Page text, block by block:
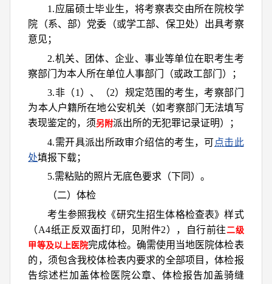
1.应届硕士毕业生，将考察表交由所在院校学
院（系、部）党委（或学工部、保卫处）出具考察
意见；
2.机关、团体、企业、事业等单位在职考生考
察部门为本人所在单位人事部门（或政工部门）；
3.非（1）、（2）规定范围的考生，考察部门
为本人户籍所在地公安机关（如考察部门无法填写
表现鉴定的，须另附派出所的无犯罪记录证明）；
4.需开具派出所政审介绍信的考生，可点击此
处填报下载；
5.需粘贴的照片无底色要求（下同）。
（二）体检
考生参照我校《研究生招生体格检查表》样式
（A4纸正反双面打印，见附件2），自行前往二级
甲等及以上医院完成体检。确需使用当地医院体检表
的，须包含我校体检表内要求的全部项目，体检报
告综述栏加盖体检医院公章、体检报告加盖骑缝